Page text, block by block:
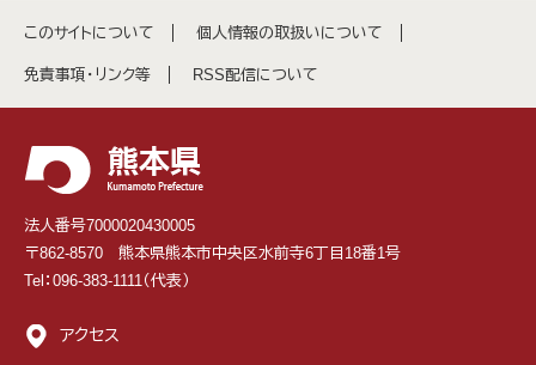
このサイトについて 個人情報の取扱いについて
免責事項・リンク等 RSS配信について
法人番号7000020430005
〒862-8570 熊本県熊本市中央区水前寺6丁目18番1号
Tel：096-383-1111（代表）
アクセス